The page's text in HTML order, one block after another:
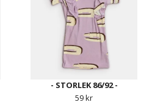
- STORLEK 86/92 -
59 kr